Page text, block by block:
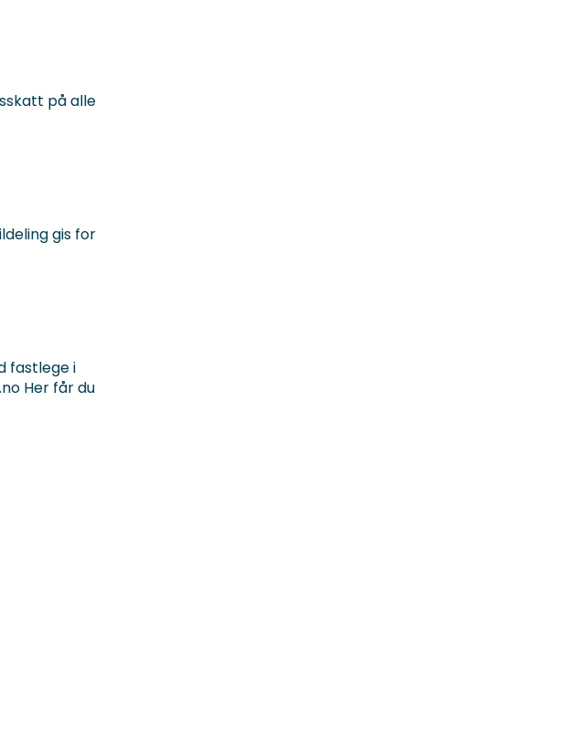
på alle
gis for
fastlege i
Her får du